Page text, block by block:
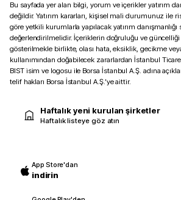
Bu sayfada yer alan bilgi, yorum ve içerikler yatırım
değildir. Yatırım kararları, kişisel mali durumunuz ile
göre yetkili kurumlarla yapılacak yatırım
değerlendirilmelidir. İçeriklerin doğruluğu ve
gösterilmekle birlikte, olası hata, eksiklik, gecikme
kullanımından doğabilecek zararlardan İstanbul
BIST isim ve logosu ile Borsa İstanbul A.Ş. adına
telif hakları Borsa İstanbul A.Ş.’ye aittir.
Haftalık yeni kurulan şirketler
Haftalık listeye göz atın
App Store'dan
indirin